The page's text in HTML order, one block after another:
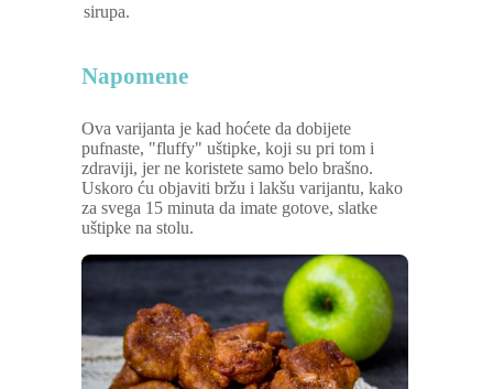
sirupa.
Napomene
Ova varijanta je kad hoćete da dobijete
pufnaste, "fluffy" uštipke, koji su pri tom i
zdraviji, jer ne koristete samo belo brašno.
Uskoro ću objaviti bržu i lakšu varijantu, kako
za svega 15 minuta da imate gotove, slatke
uštipke na stolu.